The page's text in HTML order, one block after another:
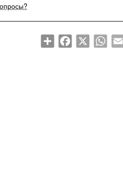
ShareFacebook
X